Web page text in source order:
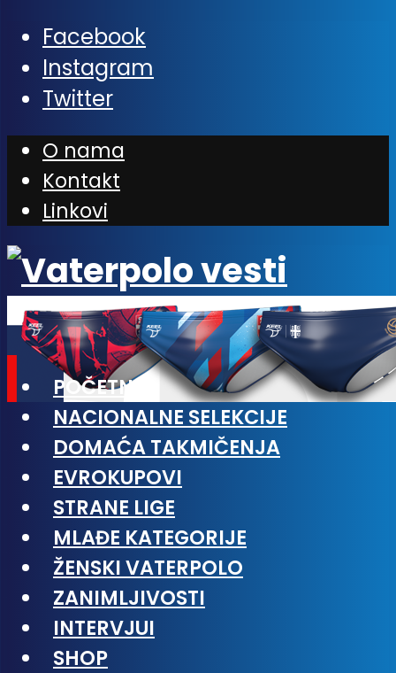
Facebook
Instagram
Twitter
O nama
Kontakt
Linkovi
POČETNA
NACIONALNE SELEKCIJE
DOMAĆA TAKMIČENJA
EVROKUPOVI
STRANE LIGE
MLAĐE KATEGORIJE
ŽENSKI VATERPOLO
ZANIMLJIVOSTI
INTERVJUI
SHOP